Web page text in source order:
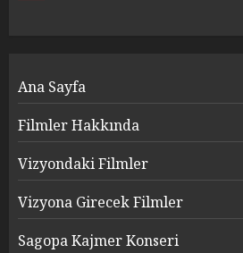
Ana Sayfa
Filmler Hakkında
Vizyondaki Filmler
Vizyona Girecek Filmler
Sagopa Kajmer Konseri